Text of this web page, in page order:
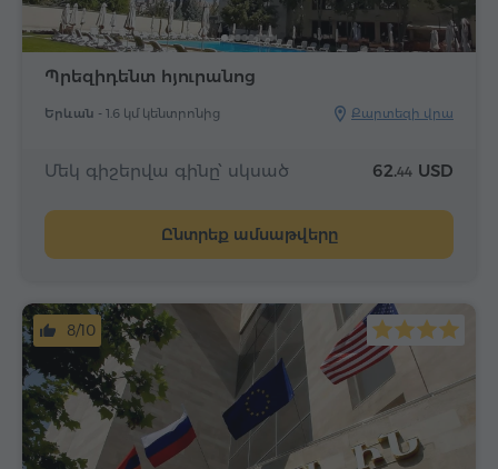
Պրեզիդենտ հյուրանոց
Երևան - 1.6 կմ կենտրոնից Քարտեզի վրա
Մեկ գիշերվա գինը՝ սկսած 62.44 USD
Ընտրեք ամսաթվերը
8/10